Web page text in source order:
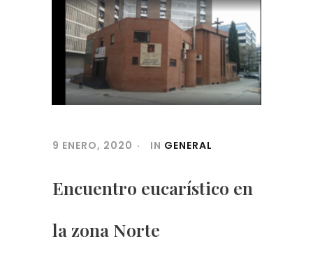
9 ENERO, 2020 IN GENERAL
Encuentro eucarístico en
la zona Norte